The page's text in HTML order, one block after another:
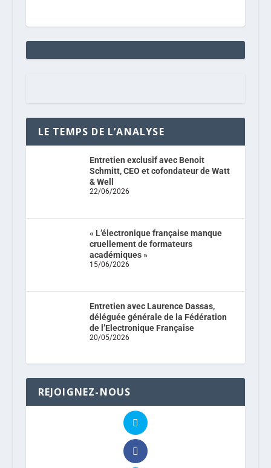
LE TEMPS DE L’ANALYSE
Entretien exclusif avec Benoit
Schmitt, CEO et cofondateur de Watt
& Well
22/06/2026
« L’électronique française manque
cruellement de formateurs
académiques »
15/06/2026
Entretien avec Laurence Dassas,
déléguée générale de la Fédération
de l’Electronique Française
20/05/2026
REJOIGNEZ-NOUS